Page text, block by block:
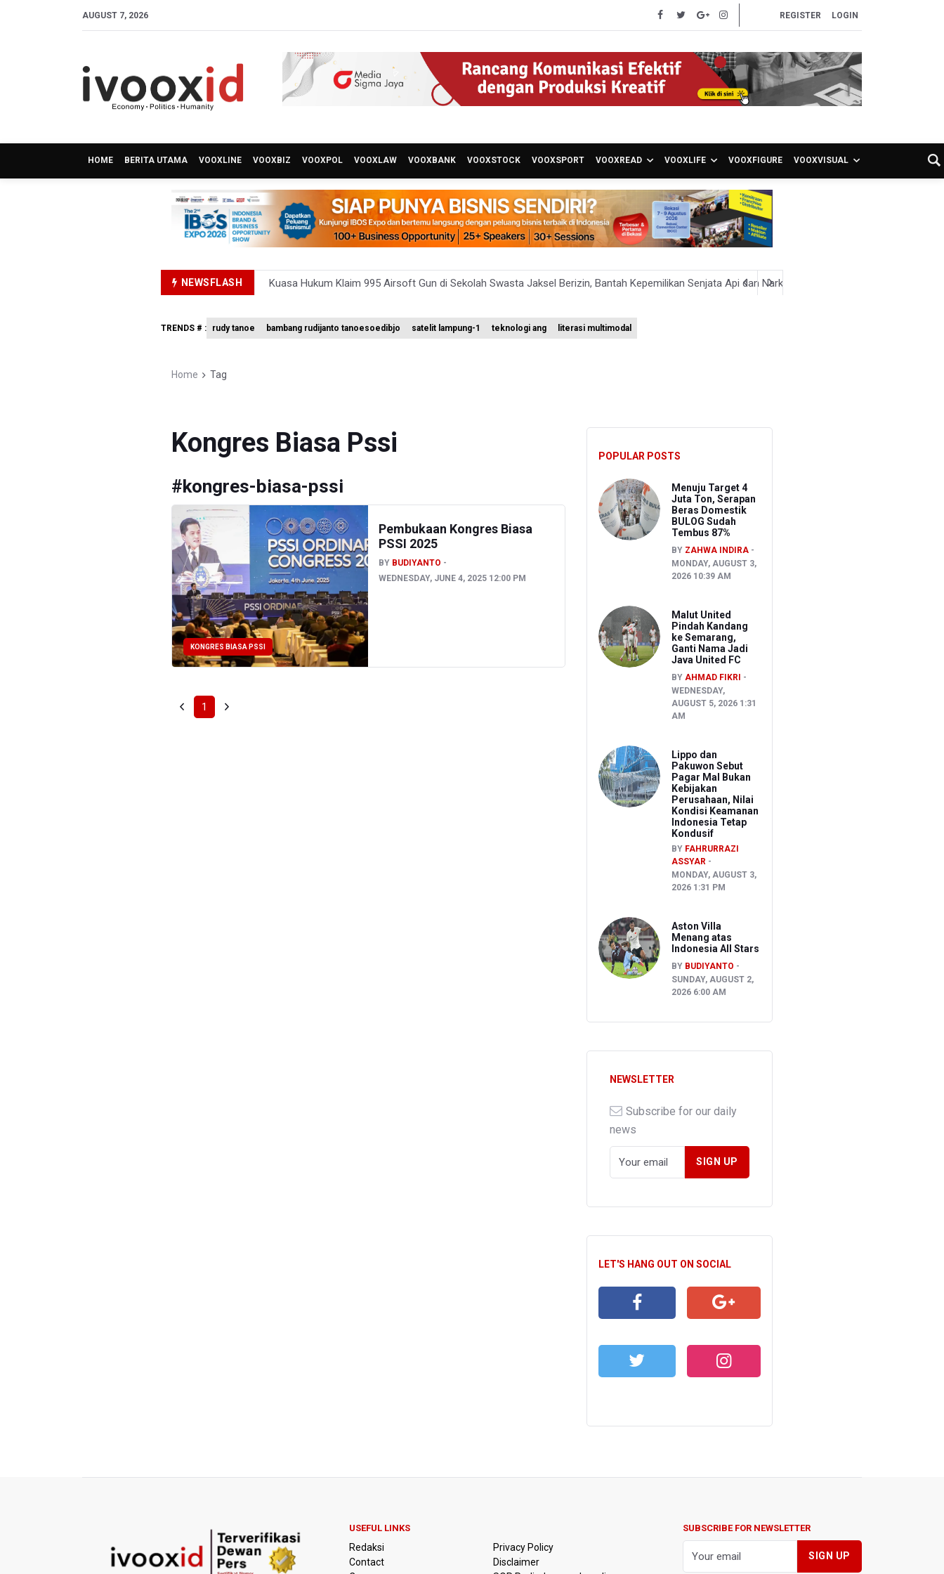
AUGUST 7, 2026 REGISTER LOGIN
HOME BERITA UTAMA VOOXLINE VOOXBIZ VOOXPOL VOOXLAW VOOXBANK VOOXSTOCK VOOXSPORT VOOXREAD VOOXLIFE VOOXFIGURE VOOXVISUAL
NEWSFLASH
Kuasa Hukum Klaim 995 Airsoft Gun di Sekolah Swasta Jaksel Berizin, Bantah Kepemilikan Senjata Api dan Narkoba
Sri Mulyani Indrawati Kembali ke Bank Dunia
TRENDS # : rudy tanoe bambang rudijanto tanoesoedibjo satelit lampung-1 teknologi ang literasi multimodal
Home Tag
Kongres Biasa Pssi
#kongres-biasa-pssi
KONGRES BIASA PSSI
Pembukaan Kongres Biasa
PSSI 2025
BY BUDIYANTO
WEDNESDAY, JUNE 4, 2025 12:00 PM
1
POPULAR POSTS
Menuju Target 4
Juta Ton, Serapan
Beras Domestik
BULOG Sudah
Tembus 87%
BY ZAHWA INDIRA
MONDAY, AUGUST 3,
2026 10:39 AM
Malut United
Pindah Kandang
ke Semarang,
Ganti Nama Jadi
Java United FC
BY AHMAD FIKRI
WEDNESDAY,
AUGUST 5, 2026 1:31
AM
Lippo dan
Pakuwon Sebut
Pagar Mal Bukan
Kebijakan
Perusahaan, Nilai
Kondisi Keamanan
Indonesia Tetap
Kondusif
BY FAHRURRAZI
ASSYAR
MONDAY, AUGUST 3,
2026 1:31 PM
Aston Villa
Menang atas
Indonesia All Stars
BY BUDIYANTO
SUNDAY, AUGUST 2,
2026 6:00 AM
NEWSLETTER
Subscribe for our daily
news
LET'S HANG OUT ON SOCIAL
USEFUL LINKS
Redaksi
Contact
Privacy Policy
Disclaimer
SUBSCRIBE FOR NEWSLETTER